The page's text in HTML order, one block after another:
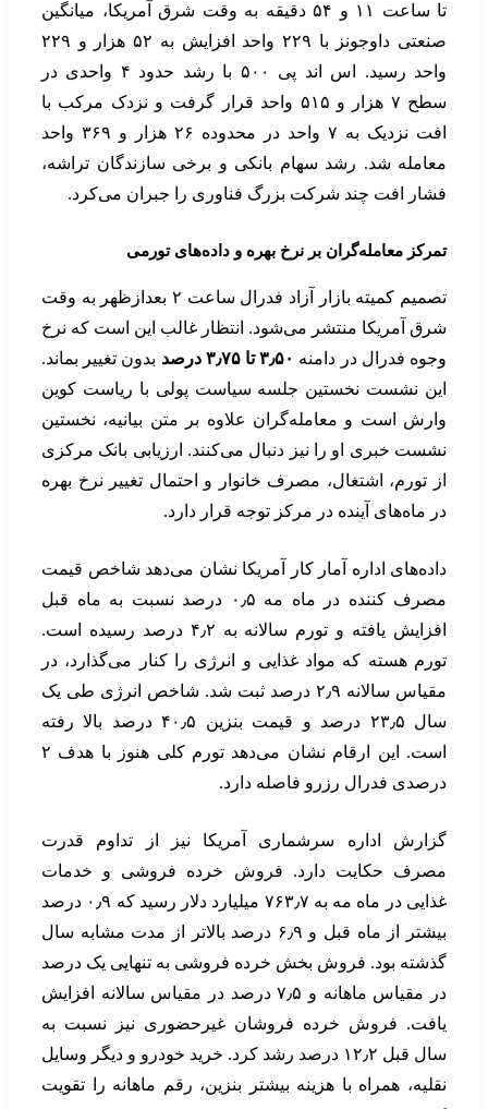
تا ساعت ۱۱ و ۵۴ دقیقه به وقت شرق آمریکا، میانگین
صنعتی داوجونز با ۲۲۹ واحد افزایش به ۵۲ هزار و ۲۲۹
واحد رسید. اس اند پی ۵۰۰ با رشد حدود ۴ واحدی در
سطح ۷ هزار و ۵۱۵ واحد قرار گرفت و نزدک مرکب با
افت نزدیک به ۷ واحد در محدوده ۲۶ هزار و ۳۶۹ واحد
معامله شد. رشد سهام بانکی و برخی سازندگان تراشه،
فشار افت چند شرکت بزرگ فناوری را جبران می‌کرد.
تمرکز معامله‌گران بر نرخ بهره و داده‌های تورمی
تصمیم کمیته بازار آزاد فدرال ساعت ۲ بعدازظهر به وقت
شرق آمریکا منتشر می‌شود. انتظار غالب این است که نرخ
وجوه فدرال در دامنه ۳٫۵۰ تا ۳٫۷۵ درصد
بدون تغییر بماند.
این نشست نخستین جلسه سیاست پولی با ریاست کوین
وارش است و معامله‌گران علاوه بر متن بیانیه، نخستین
نشست خبری او را نیز دنبال می‌کنند. ارزیابی بانک مرکزی
از تورم، اشتغال، مصرف خانوار و احتمال تغییر نرخ بهره
در ماه‌های آینده در مرکز توجه قرار دارد.
داده‌های اداره آمار کار آمریکا نشان می‌دهد شاخص قیمت
مصرف کننده در ماه مه ۰٫۵ درصد نسبت به ماه قبل
افزایش یافته و تورم سالانه به ۴٫۲ درصد رسیده است.
تورم هسته که مواد غذایی و انرژی را کنار می‌گذارد، در
مقیاس سالانه ۲٫۹ درصد ثبت شد. شاخص انرژی طی یک
سال ۲۳٫۵ درصد و قیمت بنزین ۴۰٫۵ درصد بالا رفته
است. این ارقام نشان می‌دهد تورم کلی هنوز با هدف ۲
درصدی فدرال رزرو فاصله دارد.
گزارش اداره سرشماری آمریکا نیز از تداوم قدرت
مصرف حکایت دارد. فروش خرده فروشی و خدمات
غذایی در ماه مه به ۷۶۳٫۷ میلیارد دلار رسید که ۰٫۹ درصد
بیشتر از ماه قبل و ۶٫۹ درصد بالاتر از مدت مشابه سال
گذشته بود. فروش بخش خرده فروشی به تنهایی یک درصد
در مقیاس ماهانه و ۷٫۵ درصد در مقیاس سالانه افزایش
یافت. فروش خرده فروشان غیرحضوری نیز نسبت به
سال قبل ۱۲٫۲ درصد رشد کرد. خرید خودرو و دیگر وسایل
نقلیه، همراه با هزینه بیشتر بنزین، رقم ماهانه را تقویت